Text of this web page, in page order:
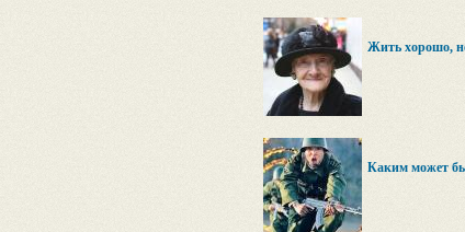
Жить хорошо,
Каким может